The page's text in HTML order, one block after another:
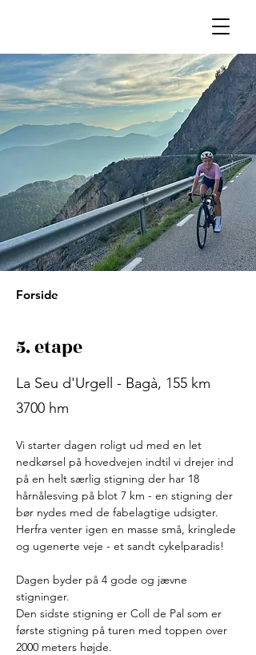
Forside
5. etape
La Seu d'Urgell - Bagà, 155 km
3700 hm
Vi starter dagen roligt ud med en let
nedkørsel på hovedvejen indtil vi drejer ind
på en helt særlig stigning der har 18
hårnålesving på blot 7 km - en stigning der
bør nydes med de fabelagtige udsigter.
Herfra venter igen en masse små, kringlede
og ugenerte veje - et sandt cykelparadis!
Dagen byder på 4 gode og jævne
stigninger.
Den sidste stigning er Coll de Pal som er
første stigning på turen med toppen over
2000 meters højde.